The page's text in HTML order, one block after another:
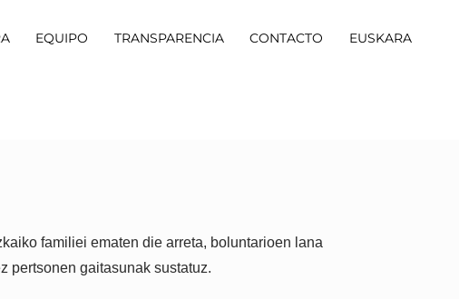
EQUIPO TRANSPARENCIA CONTACTO EUSKARA
familiei ematen die arreta, boluntarioen lana
pertsonen gaitasunak sustatuz.